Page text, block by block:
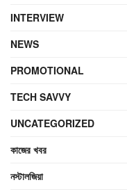
INTERVIEW
NEWS
PROMOTIONAL
TECH SAVVY
UNCATEGORIZED
কাজের খবর
নস্টালজিয়া